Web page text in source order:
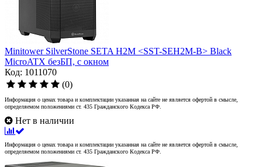
Minitower SilverStone SETA H2M <SST-SEH2M-B> Black
MicroATX безБП, с окном
Код: 1011070
(0)
Информация о ценах товара и комплектации указанная на сайте не является офертой в смысле,
определяемом положениями ст. 435 Гражданского Кодекса РФ.
Нет в наличии
Информация о ценах товара и комплектации указанная на сайте не является офертой в смысле,
определяемом положениями ст. 435 Гражданского Кодекса РФ.